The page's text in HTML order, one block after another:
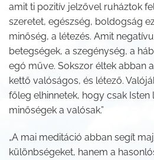
amit ti pozitív jelzővel ruháztok
szeretet, egészség, boldogság
minőség, a létezés. Amit
betegségek, a szegénység, a
egó műve. Sokszor éltek abban
kettő valóságos, és létező.
főleg elhinnetek, hogy csak Isten
minőségek a valósak.”
„A mai meditáció abban segít
különbségeket, hanem a